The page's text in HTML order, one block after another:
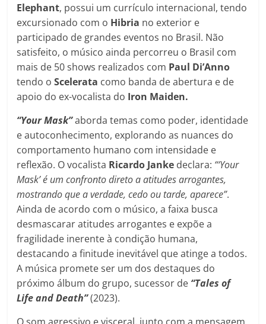
Elephant, possui um currículo internacional, tendo
excursionado com o Hibria no exterior e
participado de grandes eventos no Brasil. Não
satisfeito, o músico ainda percorreu o Brasil com
mais de 50 shows realizados com Paul Di’Anno
tendo oScelerata como banda de abertura e de
apoio do ex-vocalista do Iron Maiden.
“Your Mask”aborda temas como poder, identidade
e autoconhecimento, explorando as nuances do
comportamento humano com intensidade e
reflexão. O vocalista Ricardo Janke declara: “‘Your
Mask’ é um confronto direto a atitudes arrogantes,
mostrando que a verdade, cedo ou tarde, aparece”.
Ainda de acordo com o músico, a faixa busca
desmascarar atitudes arrogantes e expõe a
fragilidade inerente à condição humana,
destacando a finitude inevitável que atinge a todos.
A música promete ser um dos destaques do
próximo álbum do grupo, sucessor de “Tales of
Life and Death”(2023).